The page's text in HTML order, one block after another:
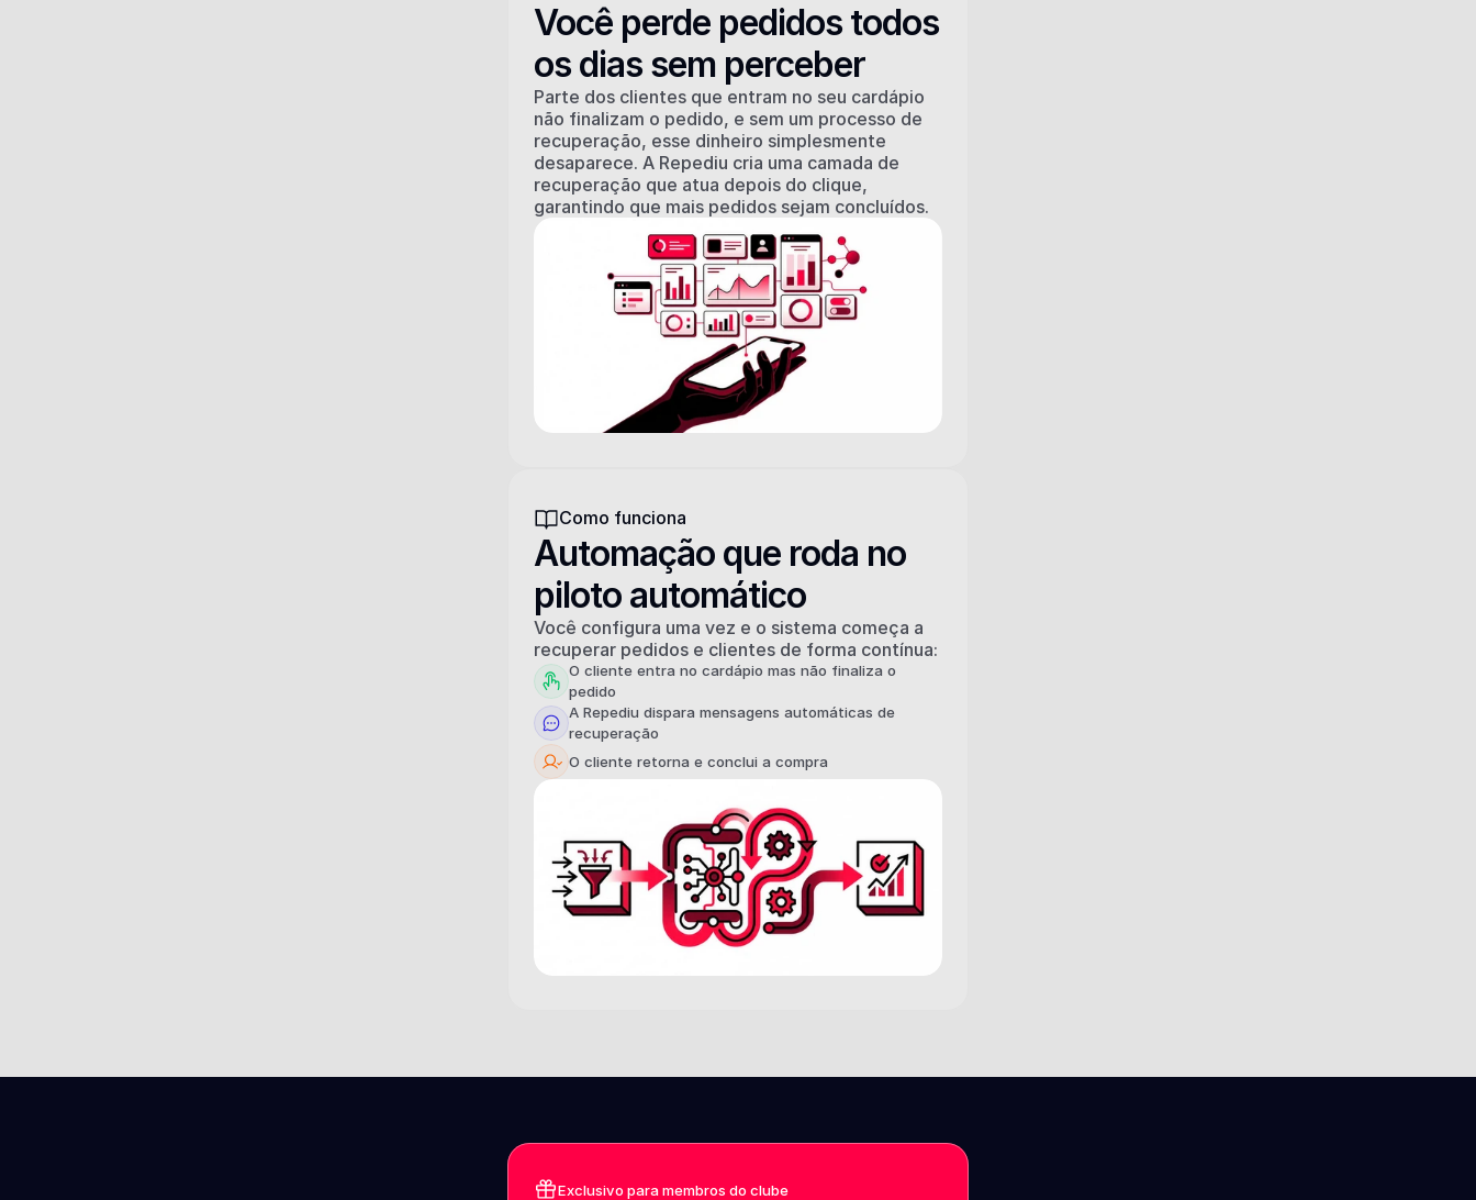
Você perde pedidos todos
os dias sem perceber
Parte dos clientes que entram no seu cardápio
não finalizam o pedido, e sem um processo de
recuperação, esse dinheiro simplesmente
desaparece. A Repediu cria uma camada de
recuperação que atua depois do clique,
garantindo que mais pedidos sejam concluídos.
Como funciona
Automação que roda no
piloto automático
Você configura uma vez e o sistema começa a
recuperar pedidos e clientes de forma contínua:
O cliente entra no cardápio mas não finaliza o
pedido
A Repediu dispara mensagens automáticas de
recuperação
O cliente retorna e conclui a compra
Exclusivo para membros do clube